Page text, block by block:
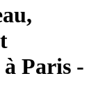
Paris -